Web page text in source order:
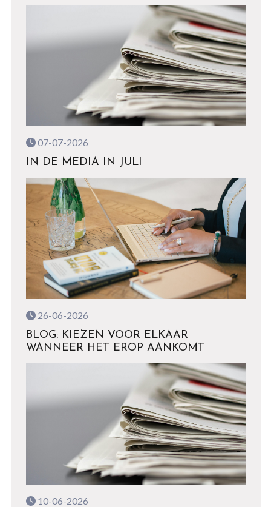
07-07-2026
IN DE MEDIA IN JULI
26-06-2026
BLOG: KIEZEN VOOR ELKAAR
WANNEER HET EROP AANKOMT
10-06-2026